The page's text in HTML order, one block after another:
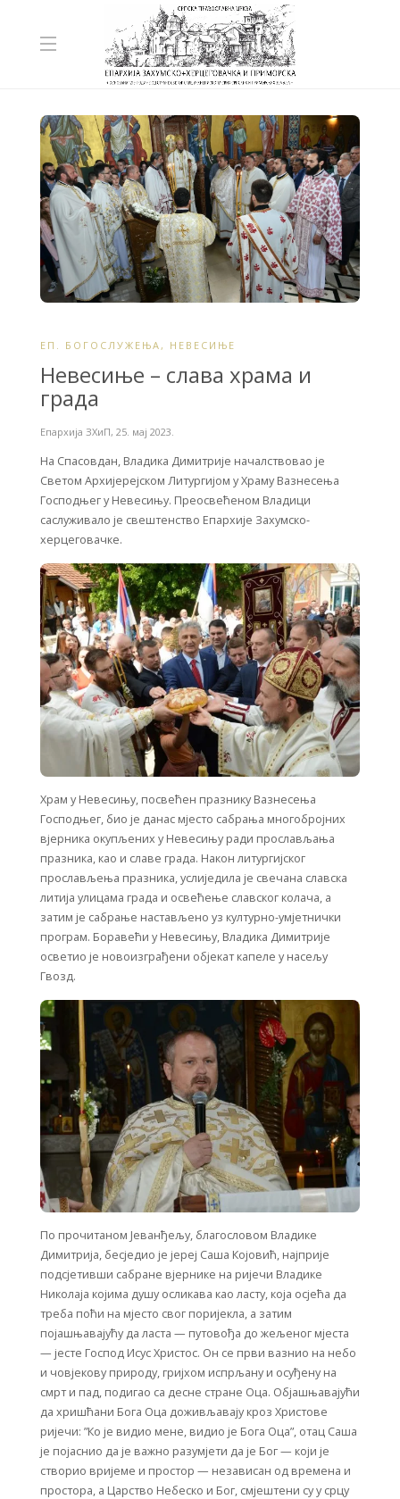
ЕП. БОГОСЛУЖЕЊА , НЕВЕСИЊЕ
Невесиње – слава храма и
града
Епархија ЗХиП, 25. мај 2023.
На Спасовдан, Владика Димитрије началствовао је
Светом Архијерејском Литургијом у Храму Вазнесења
Господњег у Невесињу. Преосвећеном Владици
саслуживало је свештенство Епархије Захумско-
херцеговачке.
Храм у Невесињу, посвећен празнику Вазнесења
Господњег, био је данас мјесто сабрања многобројних
вјерника окупљених у Невесињу ради прослављања
празника, као и славе града. Након литургијског
прослављења празника, услиједила је свечана славска
литија улицама града и освећење славског колача, а
затим је сабрање настављено уз културно-умјетнички
програм. Боравећи у Невесињу, Владика Димитрије
осветио је новоизграђени објекат капеле у насељу
Гвозд.
По прочитаном Јеванђељу, благословом Владике
Димитрија, бесједио је јереј Саша Којовић, најприје
подсјетивши сабране вјернике на ријечи Владике
Николаја којима душу осликава као ласту, која осјећа да
треба поћи на мјесто свог поријекла, а затим
појашњавајућу да ласта — путовођа до жељеног мјеста
— јесте Господ Исус Христос. Он се први вазнио на небо
и човјекову природу, гријхом испрљану и осуђену на
смрт и пад, подигао са десне стране Оца. Објашњавајући
да хришћани Бога Оца доживљавају кроз Христове
ријечи: ”Ко је видио мене, видио је Бога Оца”, отац Саша
је појаснио да је важно разумјети да је Бог — који је
створио вријеме и простор — независан од времена и
простора, а Царство Небеско и Бог, смјештени су у срцу